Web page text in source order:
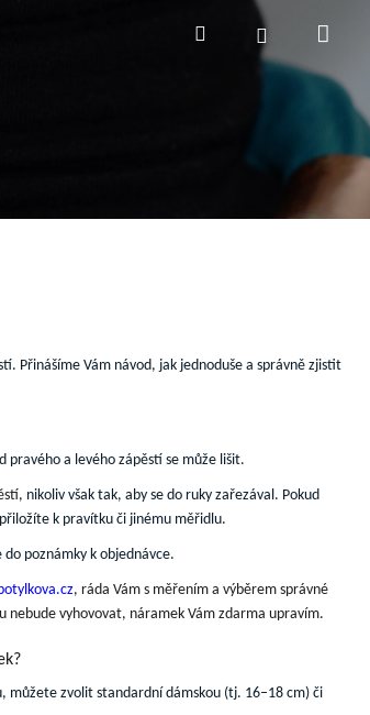
HledatPřihlášení
košík
Přinášíme Vám návod, jak jednoduše a správně zjistit
a levého zápěstí se může lišit.
, nikoliv však tak, aby se do ruky zařezával. Pokud
k pravítku či jinému měřidlu.
poznámky k objednávce.
, ráda Vám s měřením a výběrem správné
nebude vyhovovat, náramek Vám zdarma upravím.
můžete zvolit standardní dámskou (tj. 16–18 cm) či